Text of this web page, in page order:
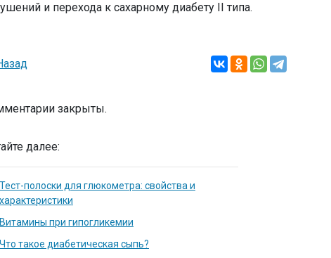
и перехода к сахарному диабету II типа.
закрыты.
далее:
Тест-полоски для глюкометра: свойства и
характеристики
Витамины при гипогликемии
Что такое диабетическая сыпь?